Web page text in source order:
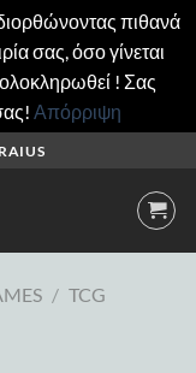
πιθανά
σας, όσο γίνεται
! Σας
Απόρριψη
/ TCG